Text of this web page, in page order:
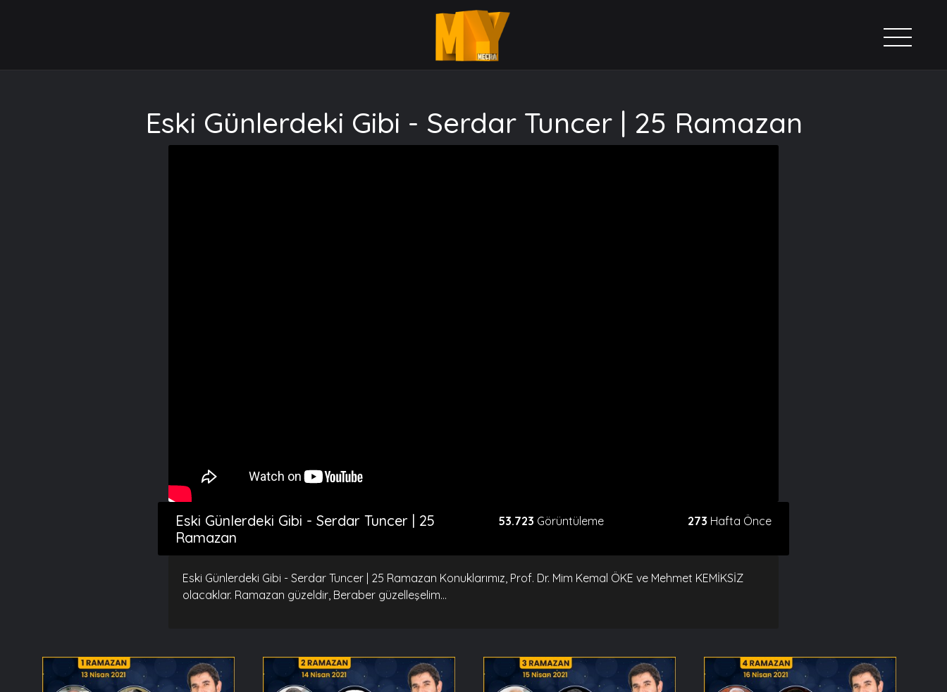
Eski Günlerdeki Gibi - Serdar Tuncer | 25 Ramazan
Eski Günlerdeki Gibi - Serdar Tuncer | 25
Ramazan
53.723 Görüntüleme 273 Hafta Önce
Eski Günlerdeki Gibi - Serdar Tuncer | 25 Ramazan Konuklarımız, Prof. Dr. Mim Kemal ÖKE ve Mehmet KEMİKSİZ
olacaklar. Ramazan güzeldir, Beraber güzelleşelim...